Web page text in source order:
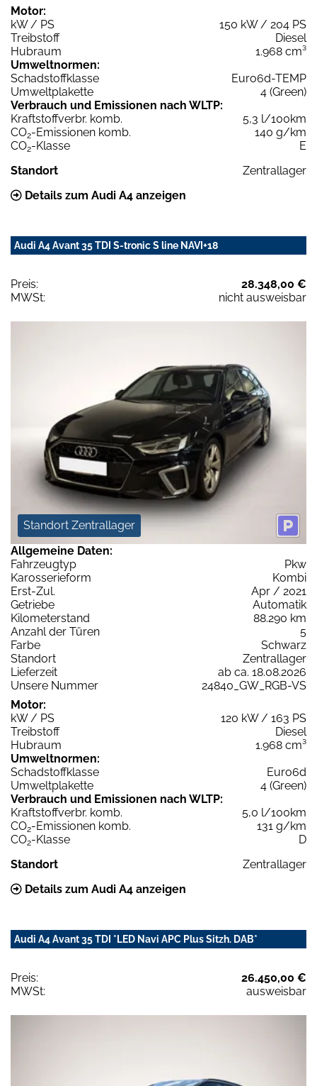
Motor:
kW / PS
150 kW / 204 PS
Treibstoff
Diesel
Hubraum
1.968 cm³
Umweltnormen:
Schadstoffklasse
Euro6d-TEMP
Umweltplakette
4 (Green)
Verbrauch und Emissionen nach WLTP:
Kraftstoffverbr. komb.
5,3 l/100km
CO2-Emissionen komb.
140 g/km
CO2-Klasse
E
Standort
Zentrallager
Details zum Audi A4 anzeigen
Audi A4 Avant 35 TDI S-tronic S line NAVI+18
Preis:
28.348,00 €
MWSt:
nicht ausweisbar
Standort Zentrallager
Allgemeine Daten:
Fahrzeugtyp
Pkw
Karosserieform
Kombi
Erst-Zul.
Apr / 2021
Getriebe
Automatik
Kilometerstand
88.290 km
Anzahl der Türen
5
Farbe
Schwarz
Standort
Zentrallager
Lieferzeit
ab ca. 18.08.2026
Unsere Nummer
24840_GW_RGB-VS
Motor:
kW / PS
120 kW / 163 PS
Treibstoff
Diesel
Hubraum
1.968 cm³
Umweltnormen:
Schadstoffklasse
Euro6d
Umweltplakette
4 (Green)
Verbrauch und Emissionen nach WLTP:
Kraftstoffverbr. komb.
5,0 l/100km
CO2-Emissionen komb.
131 g/km
CO2-Klasse
D
Standort
Zentrallager
Details zum Audi A4 anzeigen
Audi A4 Avant 35 TDI *LED Navi APC Plus Sitzh. DAB*
Preis:
26.450,00 €
MWSt:
ausweisbar